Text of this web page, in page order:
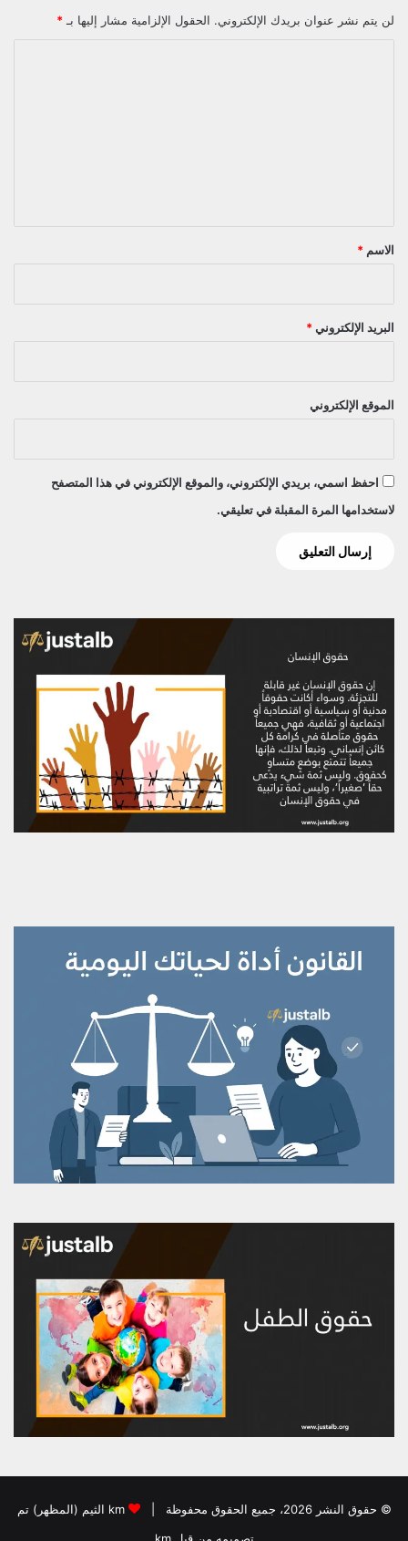
لن يتم نشر عنوان بريدك الإلكتروني. الحقول الإلزامية مشار إليها بـ *
*
الاسم *
البريد الإلكتروني *
الموقع الإلكتروني
احفظ اسمي، بريدي الإلكتروني، والموقع الإلكتروني في هذا المتصفح
لاستخدامها المرة المقبلة في تعليقي.
© حقوق النشر 2026، جميع الحقوق محفوظة |
km الثيم (المظهر) تم